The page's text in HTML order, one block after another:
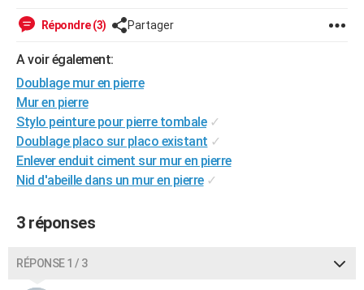
Alimentation
Guide de la santé
Maladies
Médicaments
Sommeil
Destinations
City break
Voyage nature
Voyage de noces
Forum
Climat
+
GUIDES D'ACHAT
BONS PLANS
CARTE DE VOEUX
Dictionnaire
Biographies
Citations
Expressions
Proverbes
PROGRAMME TV
COPAINS D'AVANT
Répondre (3) Partager
A voir également:
Doublage mur en pierre
Mur en pierre
Stylo peinture pour pierre tombale ✓
Doublage placo sur placo existant ✓
Enlever enduit ciment sur mur en pierre
Nid d'abeille dans un mur en pierre ✓
3 réponses
RÉPONSE 1 / 3